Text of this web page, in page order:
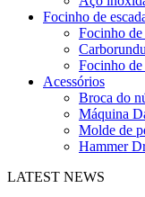
Focinho de
Focinho
Focinho
Acessórios
Broca do
Máquina
Molde de
Hammer
LATEST NEWS